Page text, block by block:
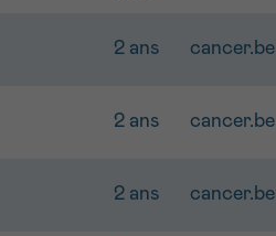
2 ans cancer.be
2 ans cancer.be
2 ans cancer.be